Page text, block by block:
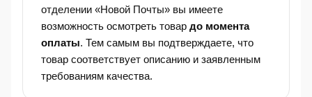
отделении «Новой Почты» вы имеете
возможность осмотреть товар до момента
оплаты. Тем самым вы подтверждаете, что
товар соответствует описанию и заявленным
требованиям качества.